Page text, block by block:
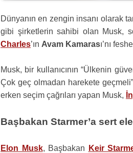
Dünyanın en zengin insanı olarak
gibi şirketlerin sahibi olan Musk,
Charles’ın Avam Kamarası’nı
Musk, bir kullanıcının “Ülkenin
Çok geç olmadan harekete
erken seçim çağrıları yapan Musk,
Başbakan Starmer’a sert
Elon Musk, Başbakan Keir